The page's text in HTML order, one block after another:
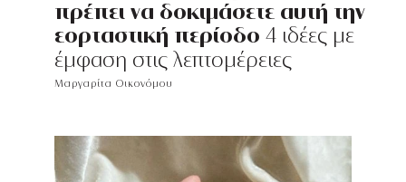
πρέπει να δοκιμάσετε αυτή την
εορταστική περίοδο 4 ιδέες με
έμφαση στις λεπτομέρειες
Μαργαρίτα Οικονόμου